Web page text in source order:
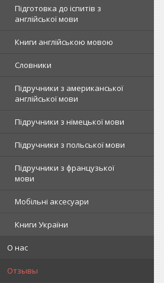
Підготовка до іспитів з
англійської мови
Книги англійською мовою
Словники
Підручники з американської
англійської мови
Підручники з німецької мови
Підручники з польської мови
Підручники з французької
мови
Мобільні аксесуари
Книги України
О нас
Отзывы